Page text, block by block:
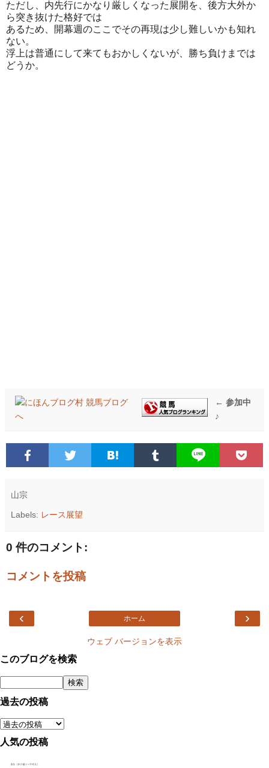
ただし、内先行にかなり厳しくなった展開を、後方大外か
ら突き抜けた格好では
あるため、開幕週のここでその再現は少し難しいかも知れ
ない。
浮上は普通にして来てもおかしくないが、勝ち負けまでは
どうか。
← 参加中
♪
山宗
Labels: レース展望
0 件のコメント:
コメントを投稿
‹ ›
ホーム
ウェブ バージョンを表示
このブログを検索
過去の投稿
人気の投稿